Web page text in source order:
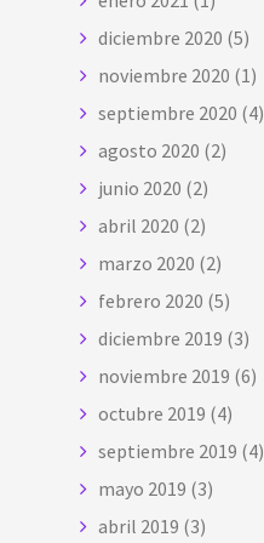
diciembre 2020 (5)
noviembre 2020 (1)
septiembre 2020 (4)
agosto 2020 (2)
junio 2020 (2)
abril 2020 (2)
marzo 2020 (2)
febrero 2020 (5)
diciembre 2019 (3)
noviembre 2019 (6)
octubre 2019 (4)
septiembre 2019 (4)
mayo 2019 (3)
abril 2019 (3)